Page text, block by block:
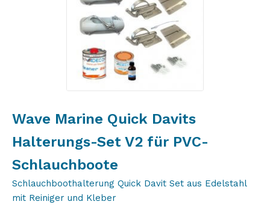
Wave Marine Quick Davits
Halterungs-Set V2 für PVC-
Schlauchboote
Schlauchboothalterung Quick Davit Set aus Edelstahl
mit Reiniger und Kleber